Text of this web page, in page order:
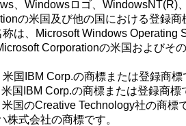
、Windowsロゴ、WindowsNT(R)
の米国及び他の国における登録商
は、Microsoft Windows Operating
Corporationの米国およびそ
国IBM Corp.の商標または登録商標
国IBM Corp.の商標または登録商標
国のCreative Technology社の商標
株式会社の商標です。